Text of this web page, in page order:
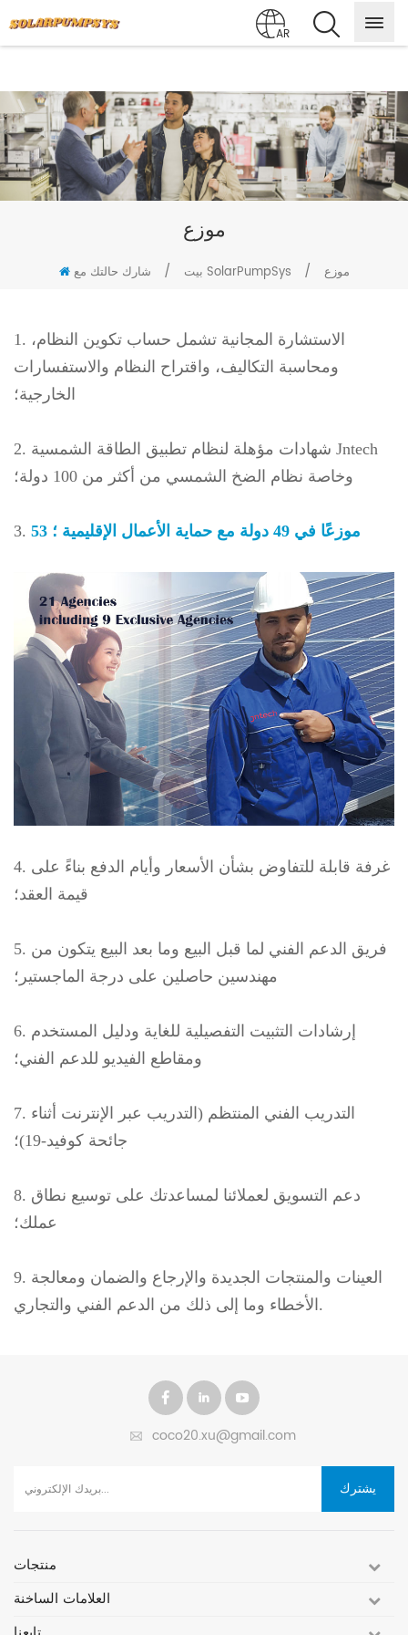
AR
موزع
بيت / شارك حالتك مع SolarPumpSys / موزع
1. الاستشارة المجانية تشمل حساب تكوين النظام،
ومحاسبة التكاليف، واقتراح النظام والاستفسارات
الخارجية؛
2. شهادات مؤهلة لنظام تطبيق الطاقة الشمسية Jntech
وخاصة نظام الضخ الشمسي من أكثر من 100 دولة؛
3. 53 موزعًا في 49 دولة مع حماية الأعمال الإقليمية ؛
4. غرفة قابلة للتفاوض بشأن الأسعار وأيام الدفع بناءً على
قيمة العقد؛
5. فريق الدعم الفني لما قبل البيع وما بعد البيع يتكون من
مهندسين حاصلين على درجة الماجستير؛
6. إرشادات التثبيت التفصيلية للغاية ودليل المستخدم
ومقاطع الفيديو للدعم الفني؛
7. التدريب الفني المنتظم (التدريب عبر الإنترنت أثناء
جائحة كوفيد-19)؛
8. دعم التسويق لعملائنا لمساعدتك على توسيع نطاق
عملك؛
9. العينات والمنتجات الجديدة والإرجاع والضمان ومعالجة
الأخطاء وما إلى ذلك من الدعم الفني والتجاري.
coco20.xu@gmail.com
يشترك
منتجات
العلامات الساخنة